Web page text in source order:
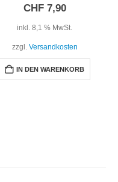
0out of 5
CHF7,90
inkl. 8,1 % MwSt.
zzgl. Versandkosten
IN DEN WARENKORB